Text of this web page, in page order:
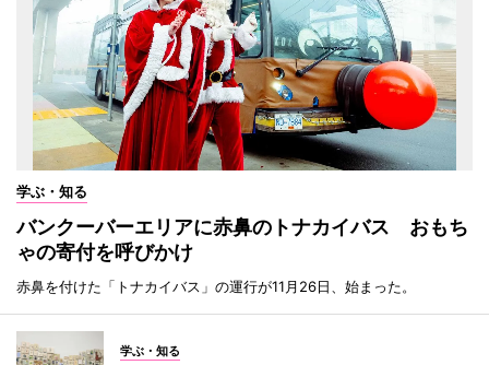
学ぶ・知る
バンクーバーエリアに赤鼻のトナカイバス おもち
ゃの寄付を呼びかけ
赤鼻を付けた「トナカイバス」の運行が11月26日、始まった。
学ぶ・知る